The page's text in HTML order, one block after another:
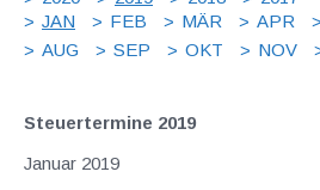
JAN
FEB MÄR APR
AUG
SEP OKT NOV
Steuertermine 2019
Januar 2019